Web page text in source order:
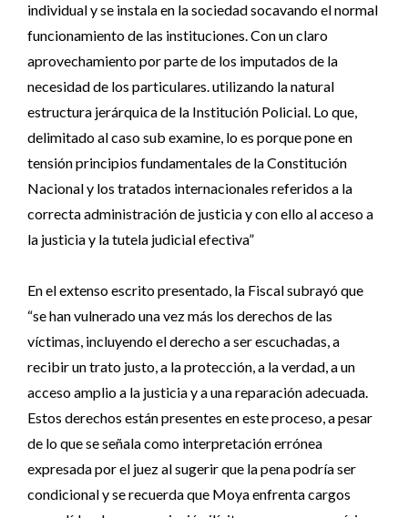
individual y se instala en la sociedad socavando el normal
funcionamiento de las instituciones. Con un claro
aprovechamiento por parte de los imputados de la
necesidad de los particulares. utilizando la natural
estructura jerárquica de la Institución Policial. Lo que,
delimitado al caso sub examine, lo es porque pone en
tensión principios fundamentales de la Constitución
Nacional y los tratados internacionales referidos a la
correcta administración de justicia y con ello al acceso a
la justicia y la tutela judicial efectiva”
En el extenso escrito presentado, la Fiscal subrayó que
“se han vulnerado una vez más los derechos de las
víctimas, incluyendo el derecho a ser escuchadas, a
recibir un trato justo, a la protección, a la verdad, a un
acceso amplio a la justicia y a una reparación adecuada.
Estos derechos están presentes en este proceso, a pesar
de lo que se señala como interpretación errónea
expresada por el juez al sugerir que la pena podría ser
condicional y se recuerda que Moya enfrenta cargos